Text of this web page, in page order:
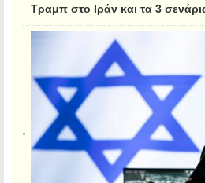
Τραμπ στο Ιράν και τα 3